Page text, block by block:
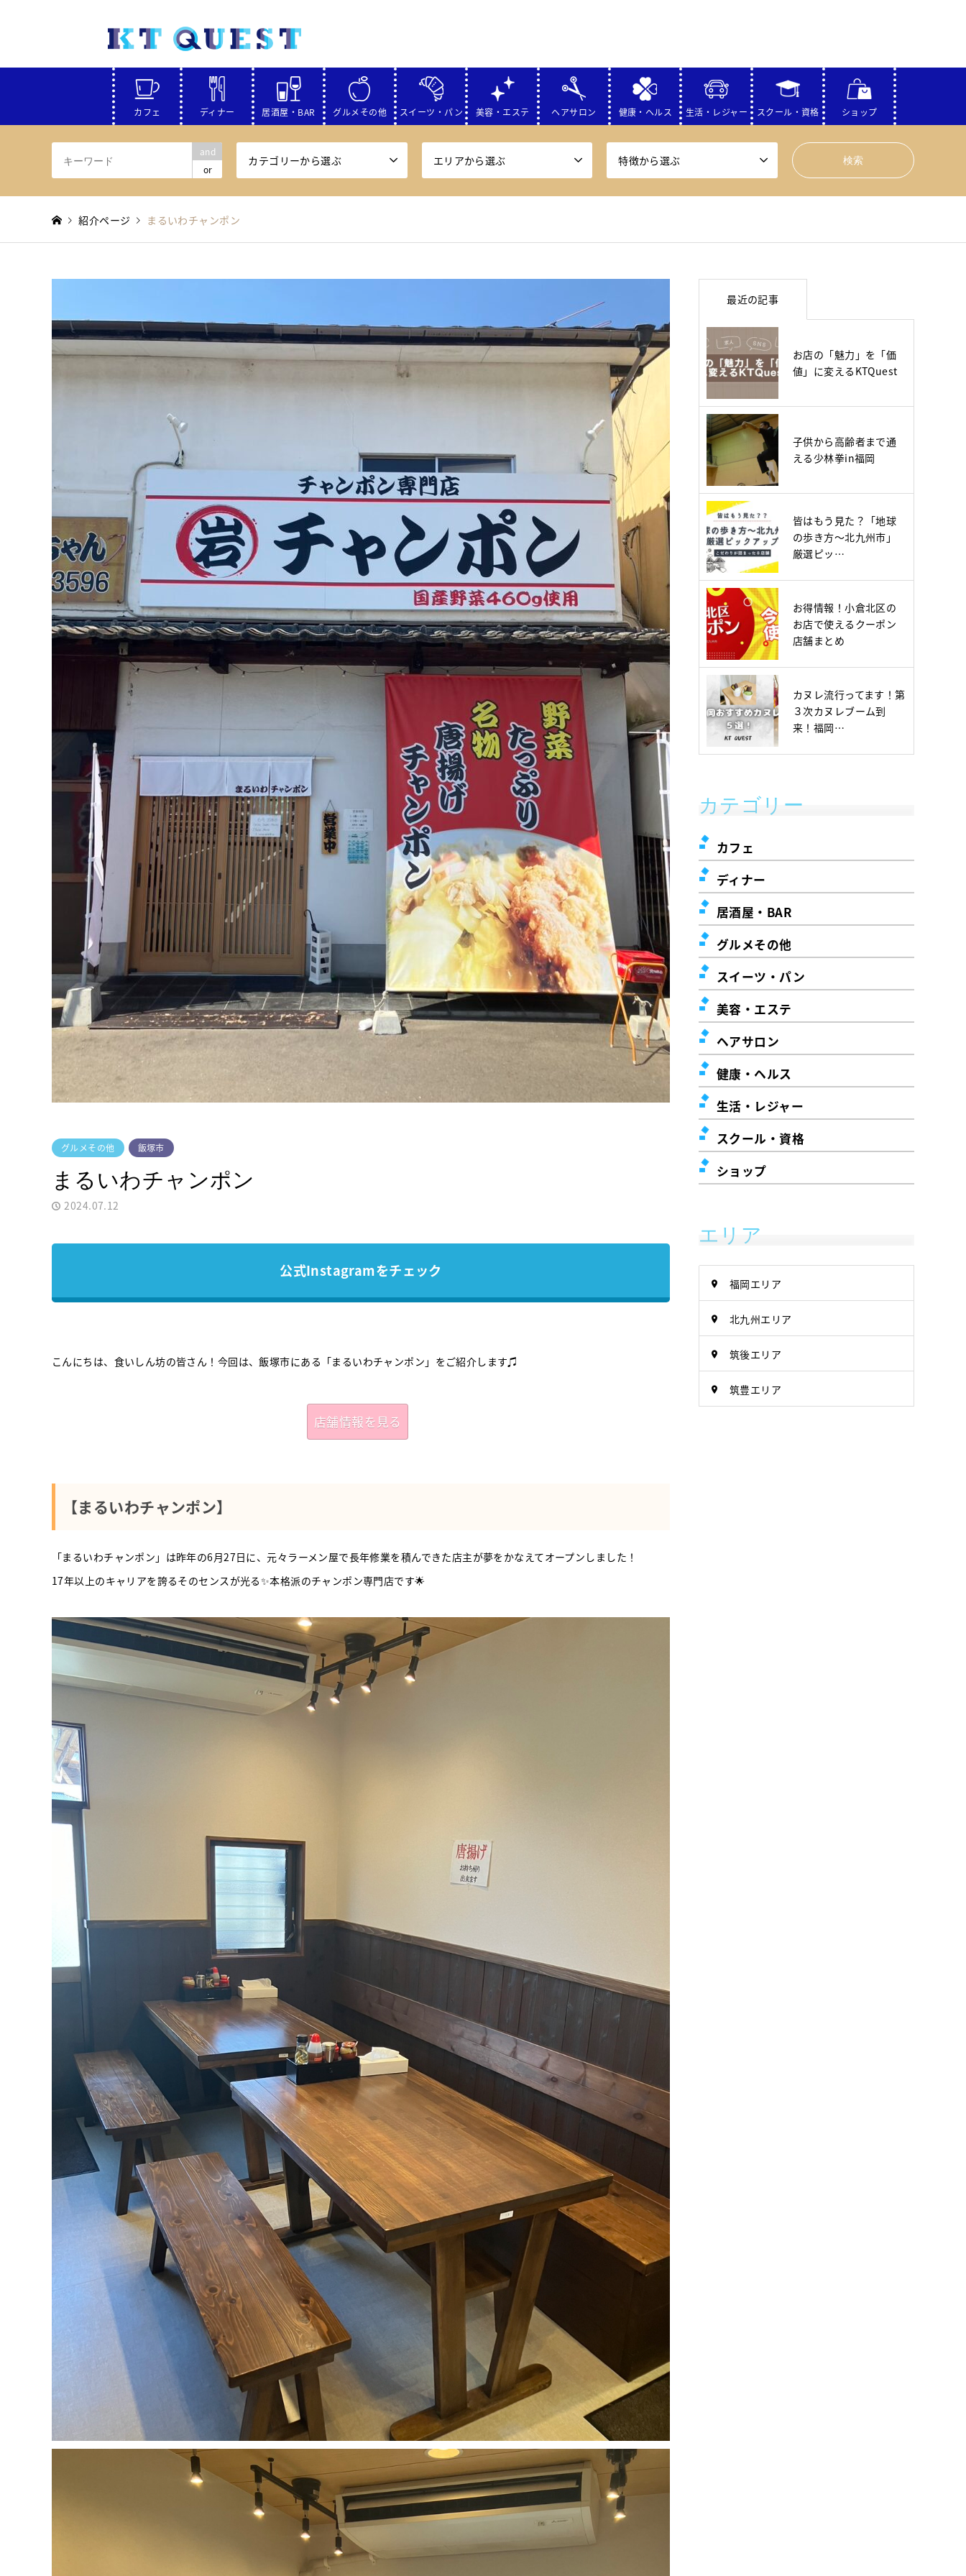
カフェ ディナー 居酒屋・BAR グルメその他 スイーツ・パン 美容・エステ ヘアサロン 健康・ヘルス 生活・レジャー スクール・資格 ショップ
and
or
カテゴリーから選ぶ エリアから選ぶ 特徴から選ぶ
紹介ページ まるいわチャンポン
グルメその他 飯塚市
まるいわチャンポン
2024.07.12
公式Instagramをチェック
こんにちは、食いしん坊の皆さん！今回は、飯塚市にある「まるいわチャンポン」をご紹介します♫
店舗情報を見る
【まるいわチャンポン】
「まるいわチャンポン」は昨年の6月27日に、元々ラーメン屋で長年修業を積んできた店主が夢をかなえてオープンしました！
17年以上のキャリアを誇るそのセンスが光る✨本格派のチャンポン専門店です🌟
最近の記事
お店の「魅力」を「価
値」に変えるKTQuest
子供から高齢者まで通
える少林拳in福岡
皆はもう見た？「地球
の歩き方～北九州市」
厳選ピッ…
お得情報！小倉北区の
お店で使えるクーポン
店舗まとめ
カヌレ流行ってます！第
３次カヌレブーム到
来！福岡…
カテゴリー
カフェ
ディナー
居酒屋・BAR
グルメその他
スイーツ・パン
美容・エステ
ヘアサロン
健康・ヘルス
生活・レジャー
スクール・資格
ショップ
エリア
福岡エリア
北九州エリア
筑後エリア
筑豊エリア